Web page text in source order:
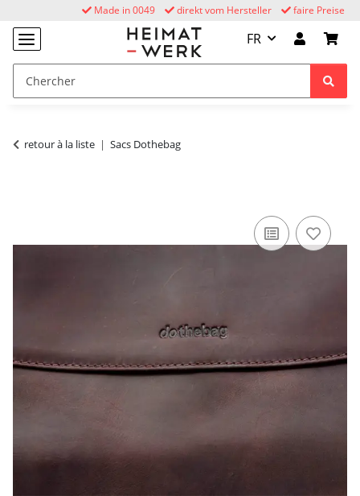
faire Preise
direkt vom Hersteller
Made in 0049
FR
retour à la liste Sacs Dothebag